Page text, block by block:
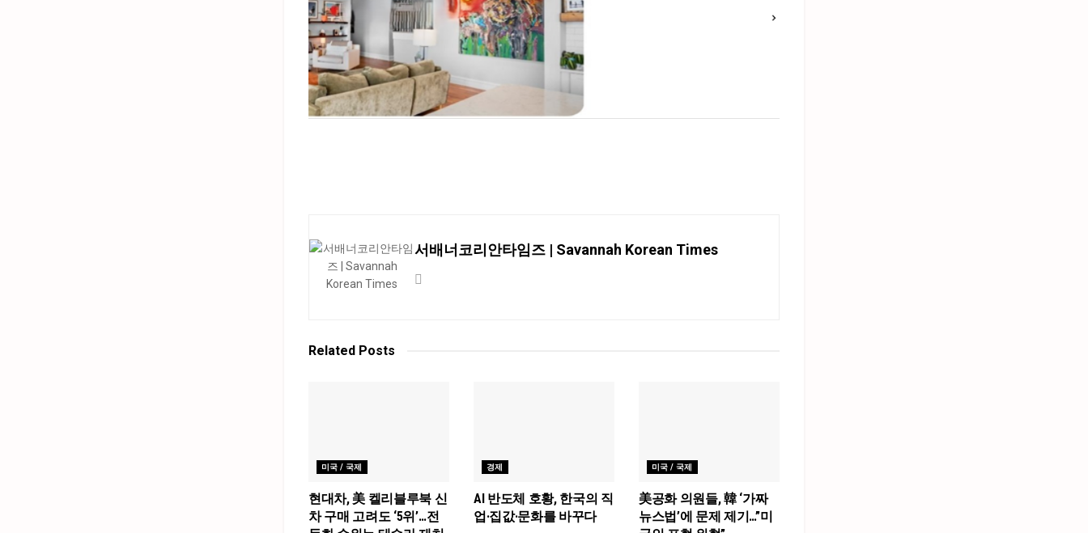
서배너코리안타임즈 | Savannah Korean Times
Related Posts
미국 / 국제
현대차, 美 켈리블루북 신
차 구매 고려도 ‘5위’…전
경제
AI 반도체 호황, 한국의 직
업·집값·문화를 바꾸다
미국 / 국제
美공화 의원들, 韓 ‘가짜
뉴스법’에 문제 제기…”미